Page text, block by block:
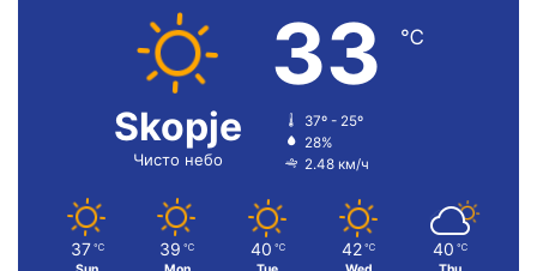
Skopje
Чисто небо
33 ℃
37º - 25º
28%
2.48 км/ч
37 ℃ 39 ℃ 40 ℃ 42 ℃ 40 ℃